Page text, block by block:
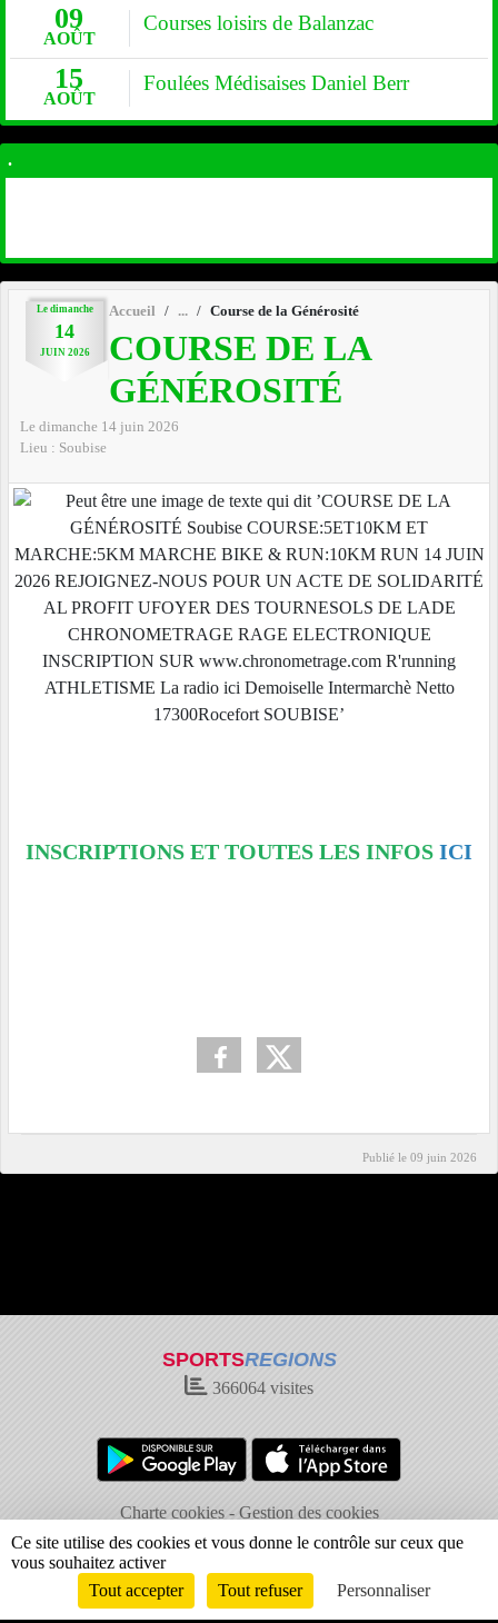
Le dimanche
14
JUIN 2026
Accueil Course de la Générosité
COURSE DE LA
GÉNÉROSITÉ
Le dimanche 14 juin 2026
Lieu : Soubise
INSCRIPTIONS ET TOUTES LES INFOS ICI
Publié le 09 juin 2026
09
AOÛT
Courses loisirs de Balanzac
15
AOÛT
Foulées Médisaises Daniel Berr
.
SPORTSREGIONS
366064 visites
Charte cookies
Gestion des cookies
Informations légales
Signaler un contenu inapproprié
Envie de participer ? Connexion
Ce site utilise des cookies et vous donne le contrôle sur ceux que
vous souhaitez activer
Tout accepter
Tout refuser Personnaliser